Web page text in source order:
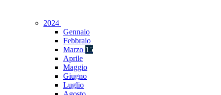
2024
Gennaio
Febbraio
Marzo 15
Aprile
Maggio
Giugno
Luglio